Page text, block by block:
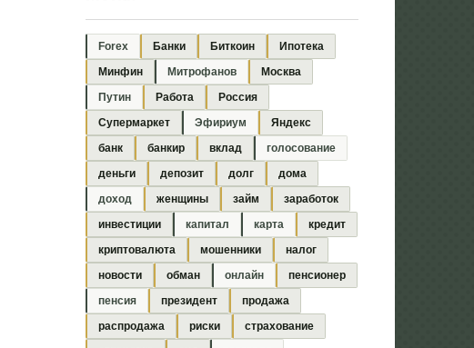
Forex Банки Биткоин
Ипотека
Минфин
Митрофанов
Москва
Путин
Работа
Россия
Супермаркет
Эфириум
Яндекс
банк
банкир вклад
голосование
деньги
депозит долг
дома
доход
женщины займ
заработок
инвестиции
капитал карта
кредит
криптовалюта
мошенники
налог
новости
обман онлайн
пенсионер
пенсия
президент
продажа
распродажа
риски
страхование